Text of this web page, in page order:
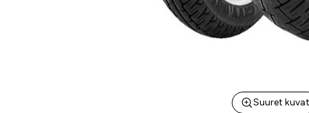
Suuret kuvat